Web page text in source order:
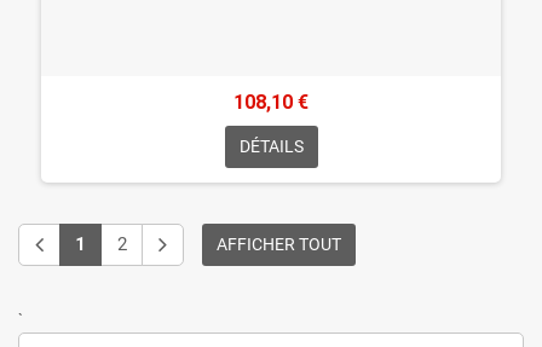
`
108,10 €
DÉTAILS
1 2 AFFICHER TOUT